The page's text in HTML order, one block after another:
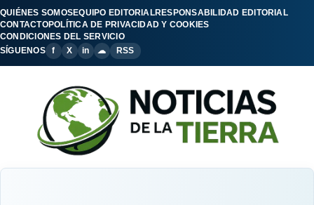
QUIÉNES SOMOSEQUIPO EDITORIALRESPONSABILIDAD EDITORIAL
CONTACTOPOLÍTICA DE PRIVACIDAD Y COOKIES
CONDICIONES DEL SERVICIO
SÍGUENOS
f X in ☁ RSS